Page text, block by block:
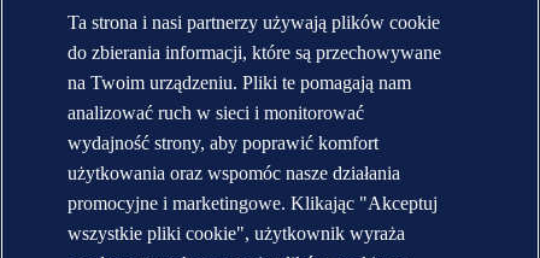
Kariera
Raporty roczne [English]
KONTAKT:
Lokalizator biur
Veracity.com
Polityka prywatności
Regulamin strony
Ta strona i nasi partnerzy używają plików cookie
do zbierania informacji, które są przechowywane
na Twoim urządzeniu. Pliki te pomagają nam
analizować ruch w sieci i monitorować
wydajność strony, aby poprawić komfort
użytkowania oraz wspomóc nasze działania
promocyjne i marketingowe. Klikając "Akceptuj
wszystkie pliki cookie", użytkownik wyraża